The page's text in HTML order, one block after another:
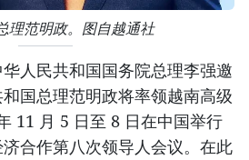
理范明政。图自越通社
人民共和国国务院总理李强邀
国总理范明政将率领越南高级
11 月 5 日至 8 日在中国举行
合作第八次领导人会议。在此